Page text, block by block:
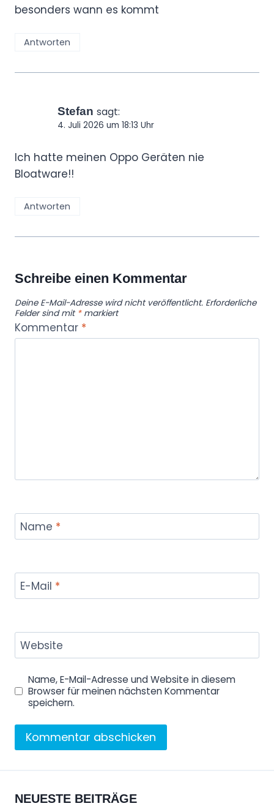
besonders wann es kommt
Antworten
Stefan sagt:
4. Juli 2026 um 18:13 Uhr
Ich hatte meinen Oppo Geräten nie
Bloatware!!
Antworten
Schreibe einen Kommentar
Deine E-Mail-Adresse wird nicht veröffentlicht. Erforderliche
Felder sind mit *markiert
Kommentar *
Name *
E-Mail *
Website
Name, E-Mail-Adresse und Website in diesem
Browser für meinen nächsten Kommentar
speichern.
NEUESTE BEITRÄGE